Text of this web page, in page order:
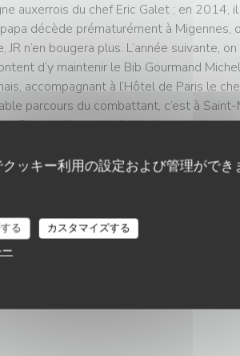
ッキー利用の設定および管理ができ
る
カスタマイズする
auxerrois du chef Eric Galet ; en 2014,
décède prématurément à Migennes,
n’en bougera plus. L’année suivante,
d’y maintenir le Bib Gourmand
accompagnant à l’Hôtel de Paris le
parcours du combattant, c’est à
Chez Joëlle, cette belle dame de la
offre un bon rapport qualité-prix pour
intégralement cuisinés sur place
gourmand en vue Chaque jour, une
un menu-déjeuner à 18 euros, et
selon l’offre des produits, mais
passés, la régalade a commencé par
caramélisé, ou bien – tradition
maraîcher. Le choix était ensuite